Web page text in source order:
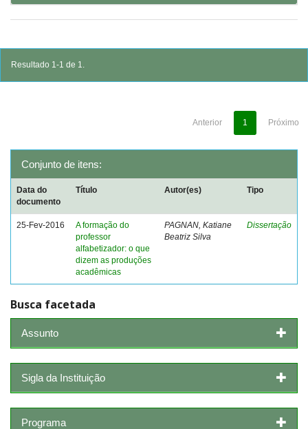
Resultado 1-1 de 1.
Anterior 1 Próximo
Conjunto de itens:
Data do
documento
Título Autor(es) Tipo
25-Fev-2016
A formação do
professor
alfabetizador: o que
dizem as produções
acadêmicas
PAGNAN, Katiane
Beatriz Silva
Dissertação
Busca facetada
Assunto
Sigla da Instituição
Programa